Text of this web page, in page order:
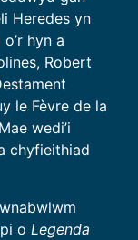
Heredes yn
hyn a
Robert
le Fèvre de la
wedi’i
chyfieithiad
o Legenda